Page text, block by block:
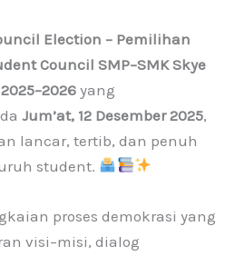
Election – Pemilihan
Council SMP–SMK Skye
yang
Jum’at, 12 Desember 2025,
lancar, tertib, dan penuh
student.
proses demokrasi yang
visi–misi, dialog